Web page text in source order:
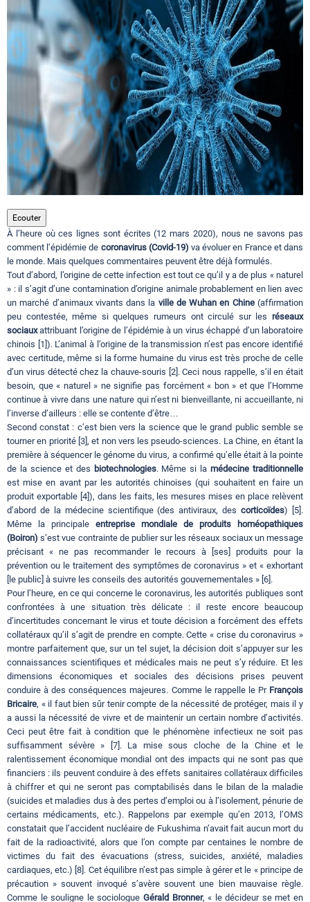
Circuits touristiques
Tourisme
Régions
Hotels
Evenements
Contact
Ecouter
À l’heure où ces lignes sont écrites (12 mars 2020), nous ne savons pas
comment l’épidémie de coronavirus (Covid-19) va évoluer en France et dans
le monde. Mais quelques commentaires peuvent être déjà formulés.
Tout d’abord, l’origine de cette infection est tout ce qu’il y a de plus « naturel
» : il s’agit d’une contamination d’origine animale probablement en lien avec
un marché d’animaux vivants dans la ville de Wuhan en Chine(affirmation
peu contestée, même si quelques rumeurs ont circulé sur les réseaux
sociauxattribuant l’origine de l’épidémie à un virus échappé d’un laboratoire
chinois [1]). L’animal à l’origine de la transmission n’est pas encore identifié
avec certitude, même si la forme humaine du virus est très proche de celle
d’un virus détecté chez la chauve-souris [2]. Ceci nous rappelle, s’il en était
besoin, que « naturel » ne signifie pas forcément « bon » et que l’Homme
continue à vivre dans une nature qui n’est ni bienveillante, ni accueillante, ni
l’inverse d’ailleurs : elle se contente d’être…
Second constat : c’est bien vers la science que le grand public semble se
tourner en priorité [3], et non vers les pseudo-sciences. La Chine, en étant la
première à séquencer le génome du virus, a confirmé qu’elle était à la pointe
de la science et des biotechnologies. Même si lamédecine traditionnelle
est mise en avant par les autorités chinoises (qui souhaitent en faire un
produit exportable [4]), dans les faits, les mesures mises en place relèvent
d’abord de la médecine scientifique (des antiviraux, descorticoïdes) [5].
Même la principale entreprise mondiale de produits homéopathiques
(Boiron) s’est vue contrainte de publier sur les réseaux sociaux un message
précisant « ne pas recommander le recours à [ses] produits pour la
prévention ou le traitement des symptômes de coronavirus » et « exhortant
[le public] à suivre les conseils des autorités gouvernementales » [6].
Pour l’heure, en ce qui concerne le coronavirus, les autorités publiques sont
confrontées à une situation très délicate : il reste encore beaucoup
d’incertitudes concernant le virus et toute décision a forcément des effets
collatéraux qu’il s’agit de prendre en compte. Cette « crise du coronavirus »
montre parfaitement que, sur un tel sujet, la décision doit s’appuyer sur les
connaissances scientifiques et médicales mais ne peut s’y réduire. Et les
dimensions économiques et sociales des décisions prises peuvent
conduire à des conséquences majeures. Comme le rappelle le Pr François
Bricaire, « il faut bien sûr tenir compte de la nécessité de protéger, mais il y
a aussi la nécessité de vivre et de maintenir un certain nombre d’activités.
Ceci peut être fait à condition que le phénomène infectieux ne soit pas
suffisamment sévère » [7]. La mise sous cloche de la Chine et le
ralentissement économique mondial ont des impacts qui ne sont pas que
financiers : ils peuvent conduire à des effets sanitaires collatéraux difficiles
à chiffrer et qui ne seront pas comptabilisés dans le bilan de la maladie
(suicides et maladies dus à des pertes d’emploi ou à l’isolement, pénurie de
certains médicaments, etc.). Rappelons par exemple qu’en 2013, l’OMS
constatait que l’accident nucléaire de Fukushima n’avait fait aucun mort du
fait de la radioactivité, alors que l’on compte par centaines le nombre de
victimes du fait des évacuations (stress, suicides, anxiété, maladies
cardiaques, etc.) [8]. Cet équilibre n’est pas simple à gérer et le « principe de
précaution » souvent invoqué s’avère souvent une bien mauvaise règle.
Comme le souligne le sociologue Gérald Bronner, « le décideur se met en